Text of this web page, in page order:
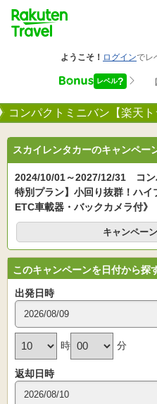
コンパクトミニバン【楽天
スカイレンタカーのキャンペー
2024/10/01～2027/12/31 コン
特別プラン】小回り抜群！ハイ
ETC車載器・バックカメラ付》
キャンペー
このキャンペーンを日付から探
出発日時
時 分
返却日時